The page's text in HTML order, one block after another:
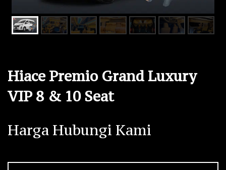
Hiace Premio Grand Luxury
VIP 8 & 10 Seat
Harga Hubungi Kami